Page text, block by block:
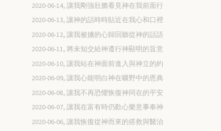
2020-06-14, 讓我剛強壯膽看見神在我前面行
2020-06-13, 讓神的話時時貼近在我心和口裡
2020-06-12, 讓我被擄的心歸回聽從神的話語
2020-06-11, 將未知交給神遵行神顯明的旨意
2020-06-10, 讓我站在神面前進入與神立的約
2020-06-09, 讓我心能明白神在曠野中的恩典
2020-06-08, 讓我不再恐懼恢復神同在的平安
2020-06-07, 讓我在富有時仍歡心樂意事奉神
2020-06-06, 讓我恢復從神而來的搭救與醫治